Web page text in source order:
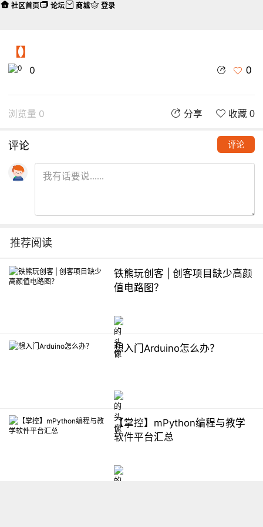
【】
0 0
浏览量 0 分享 收藏 0
评论 评论
推荐阅读
铁熊玩创客 | 创客项目缺少高颜
值电路图？
想入门Arduino怎么办？
【掌控】mPython编程与教学
软件平台汇总
社区首页 论坛 商城 登录